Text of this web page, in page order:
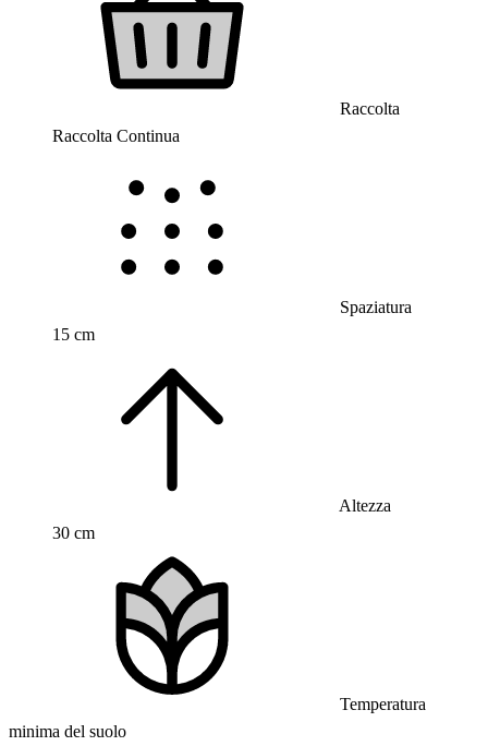
Raccolta
Raccolta Continua
Spaziatura
15 cm
Altezza
30 cm
Temperatura
minima del suolo